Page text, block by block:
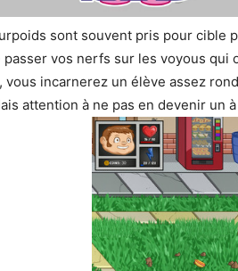
sont souvent pris pour cible
passer vos nerfs sur les voyous qui
, vous incarnerez un élève assez
attention à ne pas en devenir un